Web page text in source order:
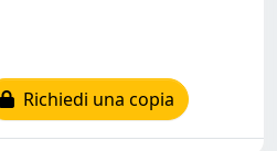
Richiedi una copia